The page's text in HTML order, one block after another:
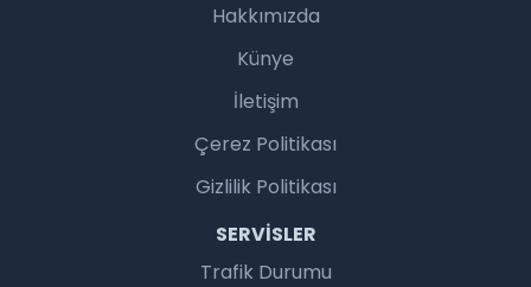
Hakkımızda
Künye
İletişim
Çerez Politikası
Gizlilik Politikası
SERVISLER
Trafik Durumu